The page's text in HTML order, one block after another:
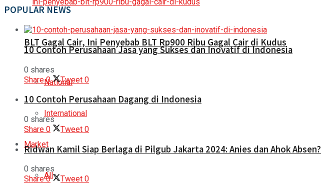
BLT Gagal Cair, Ini Penyebab BLT Rp900 Ribu Gagal Cair di Kudus
National
International
Market
All
POPULAR NEWS
10 Contoh Perusahaan Jasa yang Sukses dan Inovatif di Indonesia
0 shares
Share 0 Tweet 0
10 Contoh Perusahaan Dagang di Indonesia
0 shares
Share 0 Tweet 0
Ridwan Kamil Siap Berlaga di Pilgub Jakarta 2024: Anies dan Ahok Absen?
0 shares
Share 0 Tweet 0